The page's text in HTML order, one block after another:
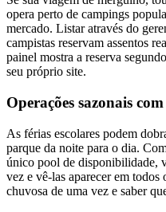
opera perto de campings
mercado. Listar através do
campistas reservam assentos
painel mostra a reserva
seu próprio site.
Operações sazonais
As férias escolares podem
parque da noite para o dia.
único pool de disponibilidade,
vez e vê-las aparecer em todos
chuvosa de uma vez e saber